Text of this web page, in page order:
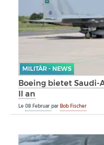
MILITÄR - NEWS
Boeing bietet Saudi-
II an
Le08 FebruarparBob Fischer